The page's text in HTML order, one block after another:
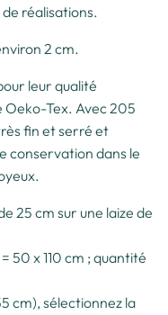
réalisations.
2 cm.
leur qualité
Tex. Avec 205
fin et serré et
conservation dans le
25 cm sur une laize de
50 x 110 cm ; quantité
cm), sélectionnez la